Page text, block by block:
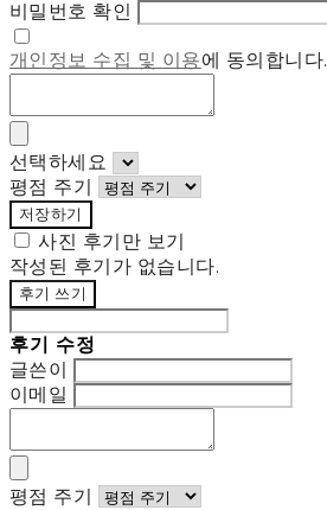
비밀번호 확인
개인정보 수집 및 이용에 동의합니다.
선택하세요
평점 주기
저장하기
사진 후기만 보기
작성된 후기가 없습니다.
후기 쓰기
후기 수정
글쓴이
이메일
평점 주기